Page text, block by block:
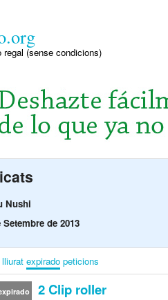
regal (sense condicions)
Nushi
de 2013
lliurat expirado peticions
2 Clip roller